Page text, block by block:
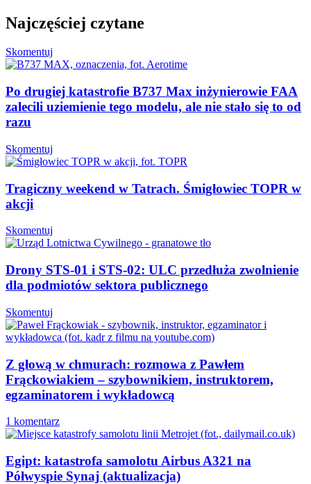
Najczęściej czytane
Skomentuj
Po drugiej katastrofie B737 Max inżynierowie FAA
zalecili uziemienie tego modelu, ale nie stało się to od
razu
Skomentuj
Tragiczny weekend w Tatrach. Śmigłowiec TOPR w
akcji
Skomentuj
Drony STS-01 i STS-02: ULC przedłuża zwolnienie
dla podmiotów sektora publicznego
Skomentuj
Z głową w chmurach: rozmowa z Pawłem
Frąckowiakiem – szybownikiem, instruktorem,
egzaminatorem i wykładowcą
1 komentarz
Egipt: katastrofa samolotu Airbus A321 na
Półwyspie Synaj (aktualizacja)